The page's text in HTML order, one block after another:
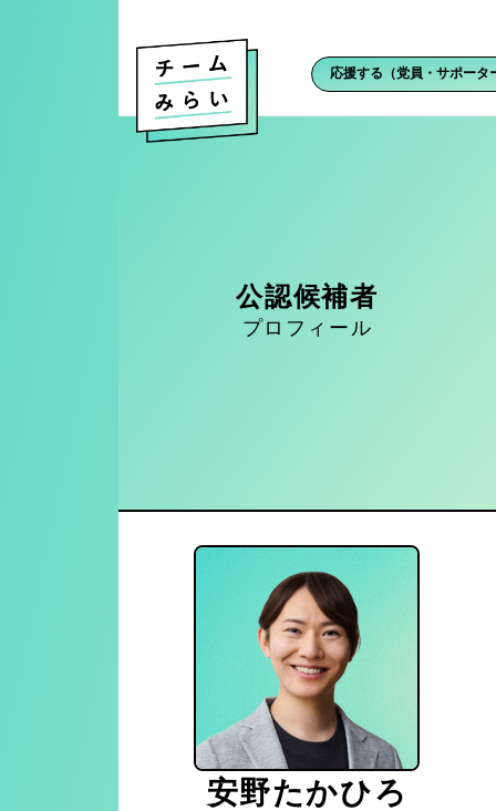
応援する（党員・サポータ
公認候補者
プロフィール
安野たかひろ